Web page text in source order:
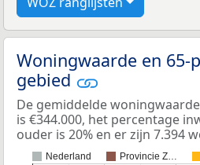
Woningwaarde en 65-
gebied
De gemiddelde
is €344.000, het percentage
ouder is 20% en er zijn 7.394
Nederland Provincie Z…